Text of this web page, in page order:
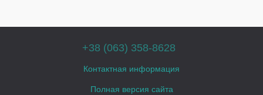
+38 (063) 358-8628
Контактная информация
Полная версия сайта